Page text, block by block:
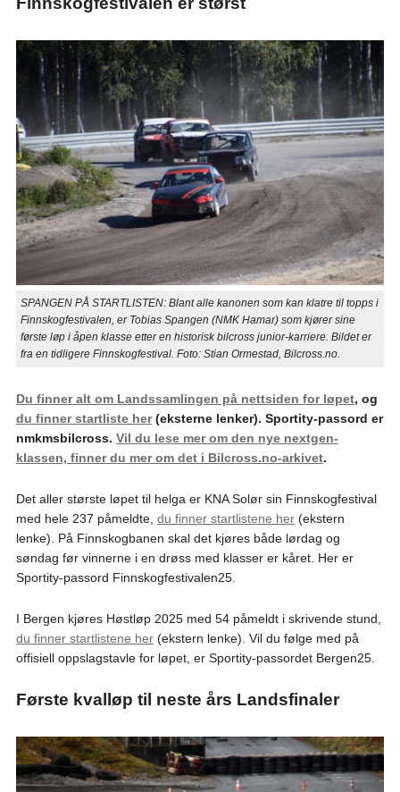
SPANGEN PÅ STARTLISTEN: Blant alle kanonen som kan klatre til topps i
Finnskogfestivalen, er Tobias Spangen (NMK Hamar) som kjører sine
første løp i åpen klasse etter en historisk bilcross junior-karriere. Bildet er
fra en tidligere Finnskogfestival. Foto: Stian Ormestad, Bilcross.no.
Du finner alt om Landssamlingen på nettsiden for løpet, og
du finner startliste her(eksterne lenker). Sportity-passord er
nmkmsbilcross. Vil du lese mer om den nye nextgen-
klassen, finner du mer om det i Bilcross.no-arkivet.
Det aller største løpet til helga er KNA Solør sin Finnskogfestival
med hele 237 påmeldte, du finner startlistene her(ekstern
lenke). På Finnskogbanen skal det kjøres både lørdag og
søndag før vinnerne i en drøss med klasser er kåret. Her er
Sportity-passord Finnskogfestivalen25.
I Bergen kjøres Høstløp 2025 med 54 påmeldt i skrivende stund,
du finner startlistene her(ekstern lenke). Vil du følge med på
offisiell oppslagstavle for løpet, er Sportity-passordet Bergen25.
Første kvalløp til neste års Landsfinaler